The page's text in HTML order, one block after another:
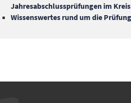
Jahresabschlussprüfungen im
Wissenswertes rund um die Prüfung